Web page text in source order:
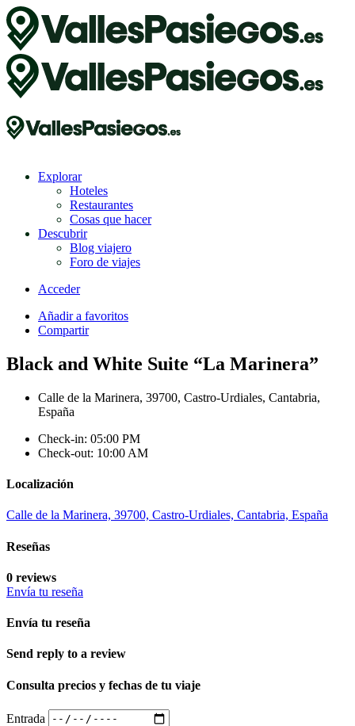
Explorar
Hoteles
Restaurantes
Cosas que hacer
Descubrir
Blog viajero
Foro de viajes
Acceder
Añadir a favoritos
Compartir
Black and White Suite “La Marinera”
Calle de la Marinera, 39700, Castro-Urdiales, Cantabria,
España
Check-in: 05:00 PM
Check-out: 10:00 AM
Localización
Calle de la Marinera, 39700, Castro-Urdiales, Cantabria, España
Reseñas
0 reviews
Envía tu reseña
Envía tu reseña
Send reply to a review
Consulta precios y fechas de tu viaje
Entrada